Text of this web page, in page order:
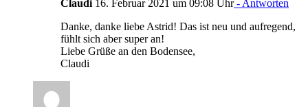
Claudi 16. Februar 2021 um 09:08 Uhr- Antworten
Danke, danke liebe Astrid! Das ist neu und aufregend,
fühlt sich aber super an!
Liebe Grüße an den Bodensee,
Claudi